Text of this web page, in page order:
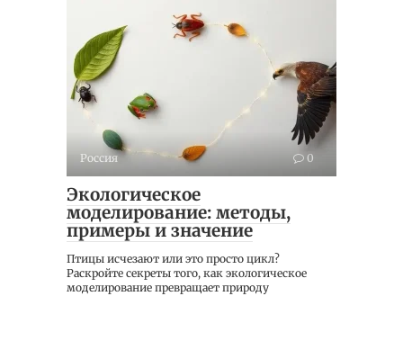
Россия 0
Экологическое
моделирование: методы,
примеры и значение
Птицы исчезают или это просто цикл?
Раскройте секреты того, как экологическое
моделирование превращает природу